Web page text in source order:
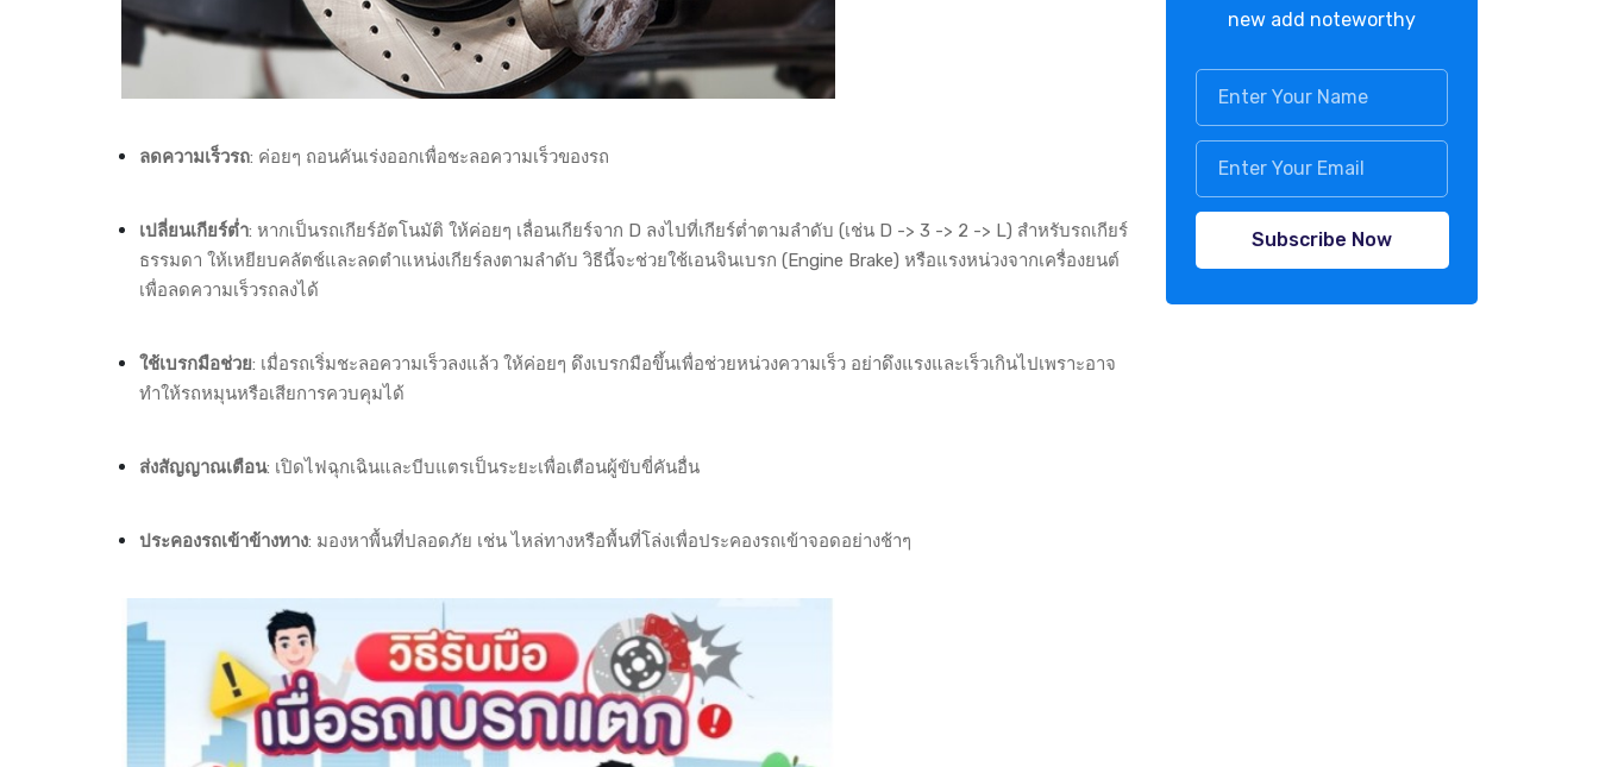
ลดความเร็วรถ: ค่อยๆ ถอนคันเร่งออกเพื่อชะลอความเร็วของรถ
เปลี่ยนเกียร์ต่ำ: หากเป็นรถเกียร์อัตโนมัติ ให้ค่อยๆ เลื่อนเกียร์จาก D ลงไปที่เกียร์ต่ำตามลำดับ (เช่น D -> 3 -> 2 -> L) สำหรับรถเกียร์
ธรรมดา ให้เหยียบคลัตช์และลดตำแหน่งเกียร์ลงตามลำดับ วิธีนี้จะช่วยใช้เอนจินเบรก (Engine Brake) หรือแรงหน่วงจากเครื่องยนต์
เพื่อลดความเร็วรถลงได้
ใช้เบรกมือช่วย: เมื่อรถเริ่มชะลอความเร็วลงแล้ว ให้ค่อยๆ ดึงเบรกมือขึ้นเพื่อช่วยหน่วงความเร็ว อย่าดึงแรงและเร็วเกินไปเพราะอาจ
ทำให้รถหมุนหรือเสียการควบคุมได้
ส่งสัญญาณเตือน: เปิดไฟฉุกเฉินและบีบแตรเป็นระยะเพื่อเตือนผู้ขับขี่คันอื่น
ประคองรถเข้าข้างทาง: มองหาพื้นที่ปลอดภัย เช่น ไหล่ทางหรือพื้นที่โล่งเพื่อประคองรถเข้าจอดอย่างช้าๆ
new add noteworthy
Subscribe Now